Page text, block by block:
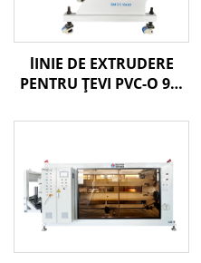
lINIE DE EXTRUDERE
PENTRU ȚEVI PVC-O 90-